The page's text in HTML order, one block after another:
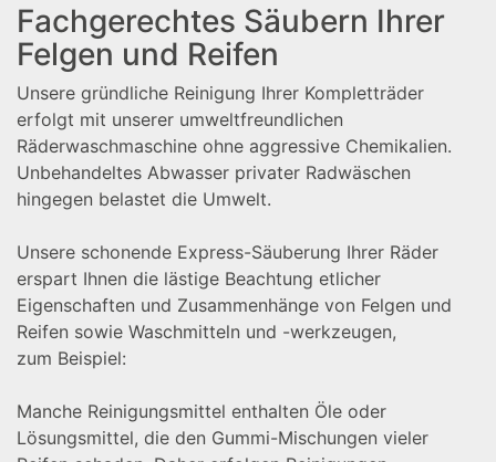
Fachgerechtes Säubern Ihrer
Felgen und Reifen
Unsere gründliche Reinigung Ihrer Kompletträder
erfolgt mit unserer umweltfreundlichen
Räderwaschmaschine ohne aggressive Chemikalien.
Unbehandeltes Abwasser privater Radwäschen
hingegen belastet die Umwelt.
Unsere schonende Express-Säuberung Ihrer Räder
erspart Ihnen die lästige Beachtung etlicher
Eigenschaften und Zusammenhänge von Felgen und
Reifen sowie Waschmitteln und -werkzeugen,
zum Beispiel:
Manche Reinigungsmittel enthalten Öle oder
Lösungsmittel, die den Gummi-Mischungen vieler